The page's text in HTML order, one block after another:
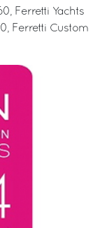
Ferretti Yachts
Ferretti Custom